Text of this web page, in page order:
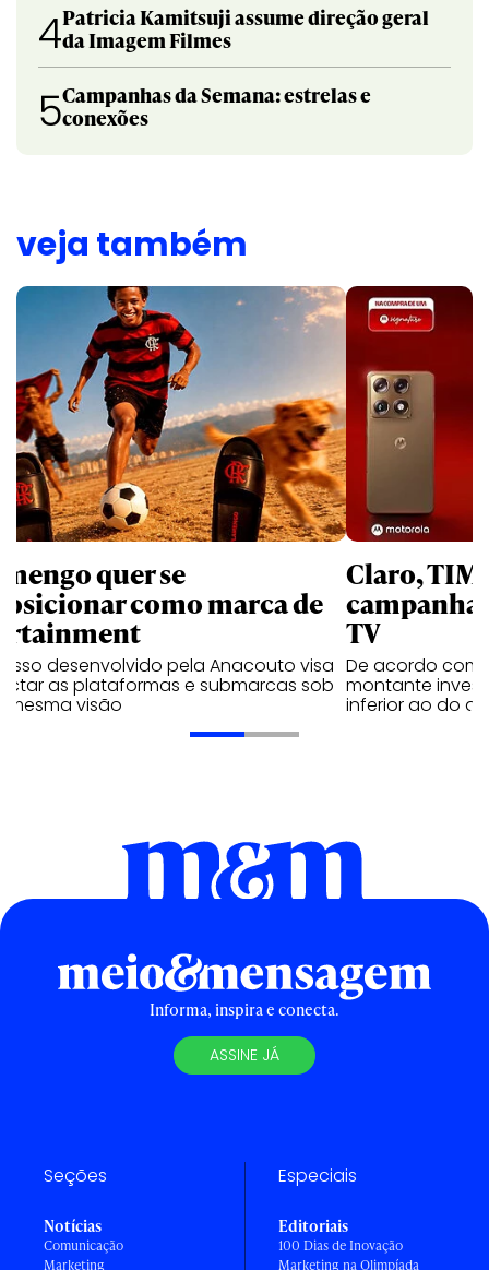
4Patricia Kamitsuji assume direção geral
da Imagem Filmes
5Campanhas da Semana: estrelas e
conexões
veja também
quer se
como marca de
desenvolvido pela Anacouto visa
as plataformas e submarcas sob
mesma visão
Claro,
TV
De acordo com
montante
inferior ao do
Informa, inspira e conecta.
ASSINE JÁ
Seções
Notícias
Comunicação
Marketing
Especiais
Editoriais
100 Dias de Inovação
Marketing na Olimpíada